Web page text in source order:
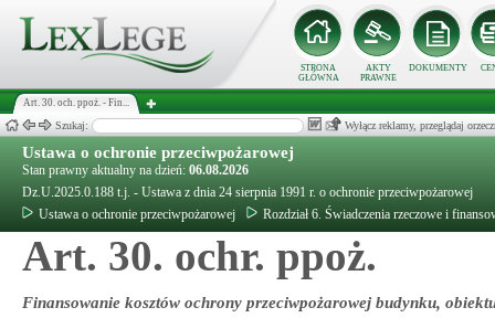
STRONA
GŁÓWNA
AKTY
PRAWNE
DOKUMENTY
Art. 30. och. ppoż. - Fin...
Szukaj: Wyłącz reklamy, przeglądaj
Ustawa o ochronie przeciwpożarowej
Stan prawny aktualny na dzień: 06.08.2026
Dz.U.2025.0.188 t.j. - Ustawa z dnia 24 sierpnia 1991 r. o ochronie przeciwpożarowej
Ustawa o ochronie przeciwpożarowej
Rozdział 6. Świadczenia rzeczowe i
Art. 30. ochr. ppoż.
Finansowanie kosztów ochrony przeciwpożarowej budynku,